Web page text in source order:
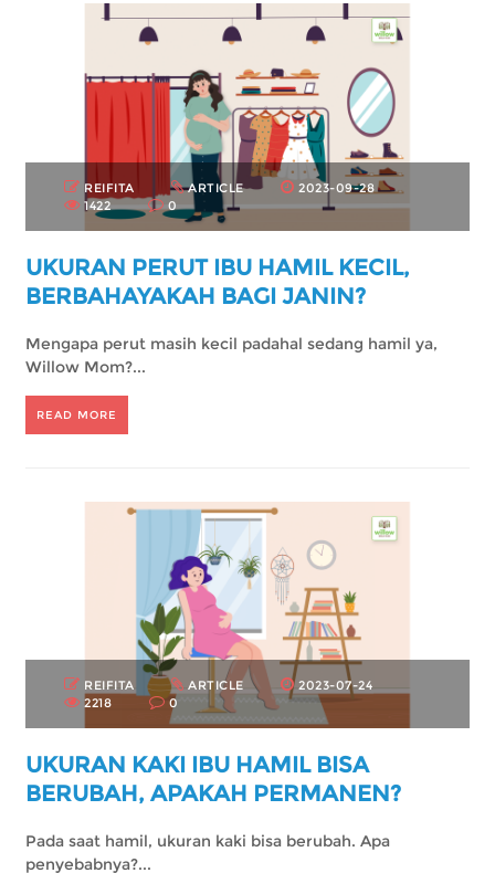
REIFITA ARTICLE
2023-09-28
1422
0
UKURAN PERUT IBU HAMIL KECIL,
BERBAHAYAKAH BAGI JANIN?
Mengapa perut masih kecil padahal sedang hamil ya,
Willow Mom?...
READ MORE
REIFITA ARTICLE
2023-07-24
2218
0
UKURAN KAKI IBU HAMIL BISA
BERUBAH, APAKAH PERMANEN?
Pada saat hamil, ukuran kaki bisa berubah. Apa
penyebabnya?...